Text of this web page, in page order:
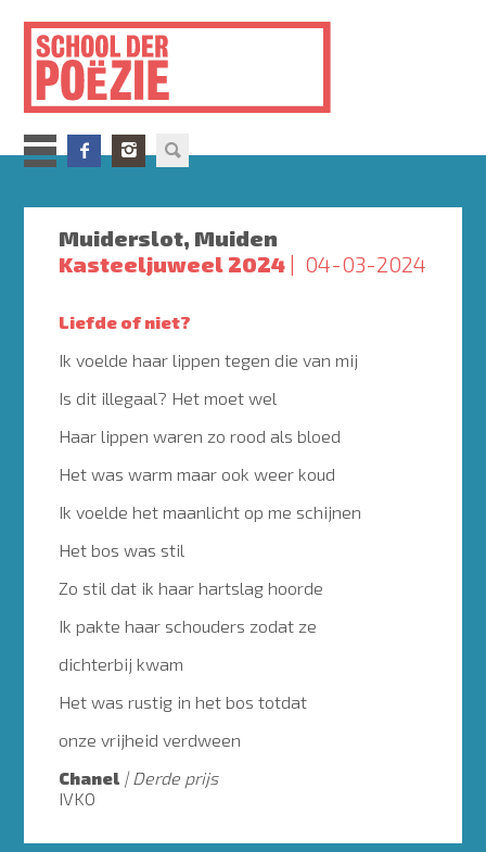
inhoud
gaan
Muiderslot, Muiden
Kasteeljuweel 2024
04-03-2024
Liefde of niet?
Ik voelde haar lippen tegen die van mij
Is dit illegaal? Het moet wel
Haar lippen waren zo rood als bloed
Het was warm maar ook weer koud
Ik voelde het maanlicht op me schijnen
Het bos was stil
Zo stil dat ik haar hartslag hoorde
Ik pakte haar schouders zodat ze
dichterbij kwam
Het was rustig in het bos totdat
onze vrijheid verdween
Chanel
Derde prijs
IVKO